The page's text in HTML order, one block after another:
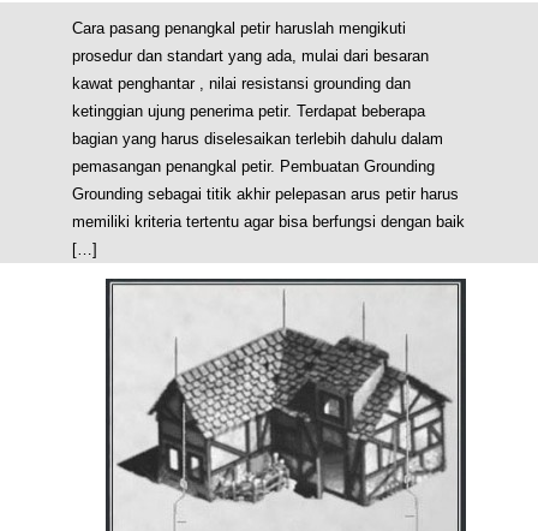
Cara pasang penangkal petir haruslah mengikuti
prosedur dan standart yang ada, mulai dari besaran
kawat penghantar , nilai resistansi grounding dan
ketinggian ujung penerima petir. Terdapat beberapa
bagian yang harus diselesaikan terlebih dahulu dalam
pemasangan penangkal petir. Pembuatan Grounding
Grounding sebagai titik akhir pelepasan arus petir harus
memiliki kriteria tertentu agar bisa berfungsi dengan baik
[…]